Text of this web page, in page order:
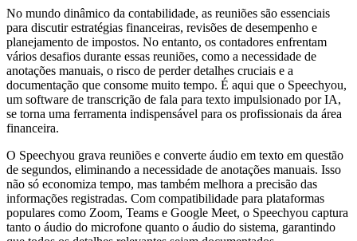
No mundo dinâmico da contabilidade, as reuniões são essenciais
para discutir estratégias financeiras, revisões de desempenho e
planejamento de impostos. No entanto, os contadores enfrentam
vários desafios durante essas reuniões, como a necessidade de
anotações manuais, o risco de perder detalhes cruciais e a
documentação que consome muito tempo. É aqui que o Speechyou,
um software de transcrição de fala para texto impulsionado por IA,
se torna uma ferramenta indispensável para os profissionais da área
financeira.
O Speechyou grava reuniões e converte áudio em texto em questão
de segundos, eliminando a necessidade de anotações manuais. Isso
não só economiza tempo, mas também melhora a precisão das
informações registradas. Com compatibilidade para plataformas
populares como Zoom, Teams e Google Meet, o Speechyou captura
tanto o áudio do microfone quanto o áudio do sistema, garantindo